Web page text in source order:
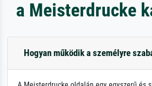
a Meisterdrucke
Hogyan működik a személyre